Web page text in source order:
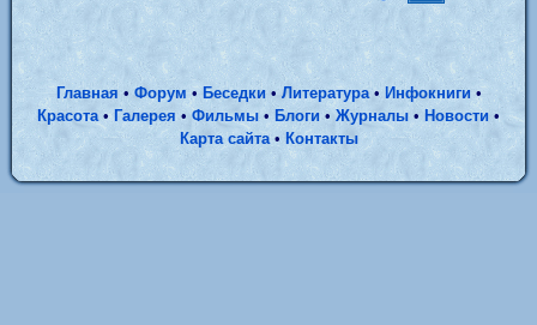
Главная• Форум • Беседки• Литература• Инфокниги •
Красота• Галерея • Фильмы • Блоги • Журналы • Новости •
Карта сайта• Контакты